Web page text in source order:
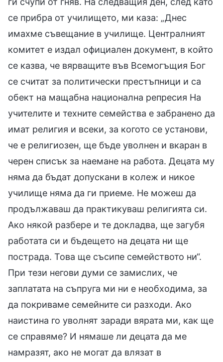
се прибра от училището, ми каза: „Днес
имахме съвещание в училище. Централният
комитет е издал официален документ, в който
се казва, че вярващите във Всемогъщия Бог
се считат за политически престъпници и са
обект на мащабна национална репресия На
учителите и техните семейства е забранено да
имат религия и всеки, за когото се установи,
че е религиозен, ще бъде уволнен и вкаран в
черен списък за наемане на работа. Децата му
няма да бъдат допускани в колеж и никое
училище няма да ги приеме. Не можеш да
продължаваш да практикуваш религията си.
Ако някой разбере и те докладва, ще загубя
работата си и бъдещето на децата ни ще
пострада. Това ще съсипе семейството ни“.
При тези негови думи се замислих, че
заплатата на съпруга ми ни е необходима, за
да покриваме семейните си разходи. Ако
наистина го уволнят заради вярата ми, как ще
се справяме? И нямаше ли децата да ме
намразят, ако не могат да влязат в